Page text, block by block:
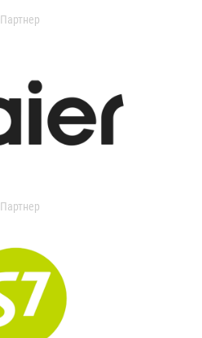
Партнер
Партнер